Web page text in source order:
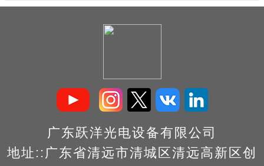
广东跃洋光电设备有限公司
地址::广东省清远市清城区清远高新区创